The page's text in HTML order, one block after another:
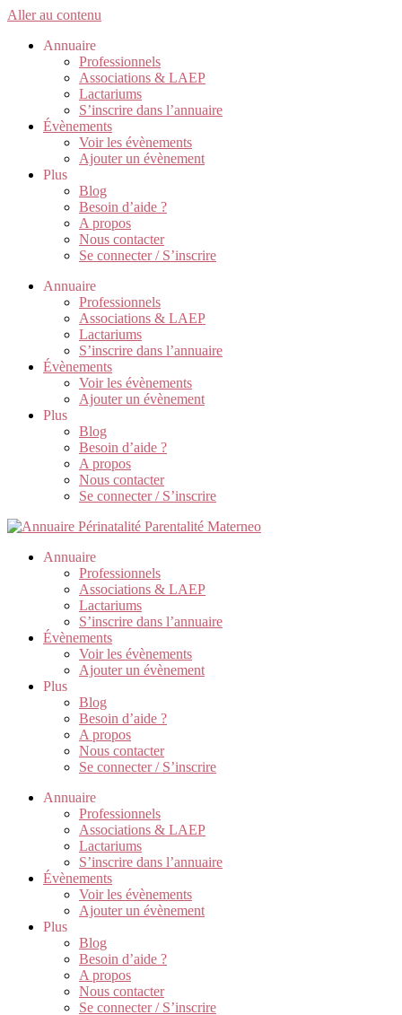
Aller au contenu
Annuaire
Professionnels
Associations & LAEP
Lactariums
S’inscrire dans l’annuaire
Évènements
Voir les évènements
Ajouter un évènement
Plus
Blog
Besoin d’aide ?
A propos
Nous contacter
Se connecter / S’inscrire
Annuaire
Professionnels
Associations & LAEP
Lactariums
S’inscrire dans l’annuaire
Évènements
Voir les évènements
Ajouter un évènement
Plus
Blog
Besoin d’aide ?
A propos
Nous contacter
Se connecter / S’inscrire
Annuaire
Professionnels
Associations & LAEP
Lactariums
S’inscrire dans l’annuaire
Évènements
Voir les évènements
Ajouter un évènement
Plus
Blog
Besoin d’aide ?
A propos
Nous contacter
Se connecter / S’inscrire
Annuaire
Professionnels
Associations & LAEP
Lactariums
S’inscrire dans l’annuaire
Évènements
Voir les évènements
Ajouter un évènement
Plus
Blog
Besoin d’aide ?
A propos
Nous contacter
Se connecter / S’inscrire